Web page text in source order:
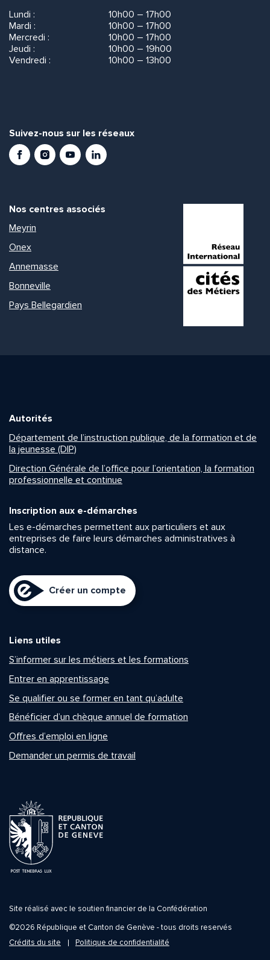
Lundi :
10h00 – 17h00
Mardi :
10h00 – 17h00
Mercredi :
10h00 – 17h00
Jeudi :
10h00 – 19h00
Vendredi :
10h00 – 13h00
Suivez-nous sur les réseaux
FacebookInstagramYoutubeLinkedIn
Nos centres associés
Meyrin
Onex
Annemasse
Bonneville
Pays Bellegardien
Autorités
Département de l’instruction publique, de la formation et de
la jeunesse (DIP)
Direction Générale de l’office pour l’orientation, la formation
professionnelle et continue
Inscription aux e-démarches
Les e-démarches permettent aux particuliers et aux
entreprises de faire leurs démarches administratives à
distance.
Créer un compte
Liens utiles
S’informer sur les métiers et les formations
Entrer en apprentissage
Se qualifier ou se former en tant qu’adulte
Bénéficier d’un chèque annuel de formation
Offres d’emploi en ligne
Demander un permis de travail
Site réalisé avec le soutien financier de la Confédération
©2026 République et Canton de Genève - tous droits reservés
Crédits du site
Politique de confidentialité